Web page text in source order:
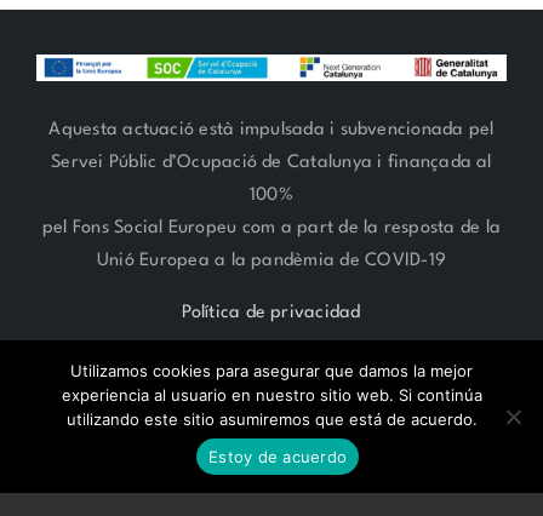
Aquesta actuació està impulsada i subvencionada pel
Servei Públic d’Ocupació de Catalunya i finançada al
100%
pel Fons Social Europeu com a part de la resposta de la
Unió Europea a la pandèmia de COVID-19
Política de privacidad
ARTE FLORAL 93 666 27 06 | ESTILISMO 93 685 62 38 | Paseo
RESERVA CITA ONLINE
Utilizamos cookies para asegurar que damos la mejor
experiencia al usuario en nuestro sitio web. Si continúa
utilizando este sitio asumiremos que está de acuerdo.
Estoy de acuerdo